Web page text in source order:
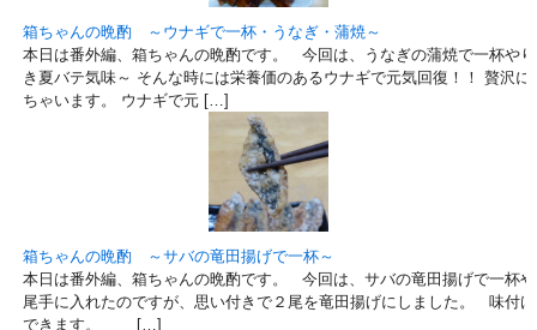
箱ちゃんの晩酌 ～ウナギで一杯・うなぎ・蒲焼～
本日は番外編、箱ちゃんの晩酌です。 今回は、うなぎの蒲焼で一杯や
き夏バテ気味～ そんな時には栄養価のあるウナギで元気回復！！ 贅沢
ちゃいます。 ウナギで元 […]
箱ちゃんの晩酌 ～サバの竜田揚げで一杯～
本日は番外編、箱ちゃんの晩酌です。 今回は、サバの竜田揚げで一杯
尾手に入れたのですが、思い付きで２尾を竜田揚げにしました。 味付
できます。 […]